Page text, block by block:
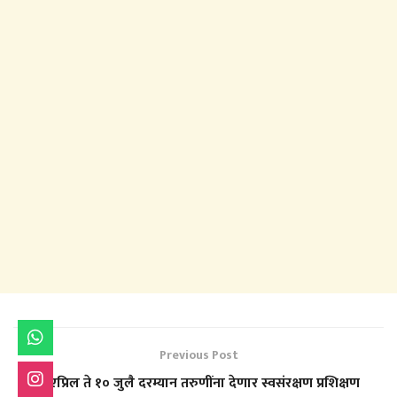
Previous Post
१ एप्रिल ते १० जुलै दरम्यान तरुणींना देणार स्वसंरक्षण प्रशिक्षण